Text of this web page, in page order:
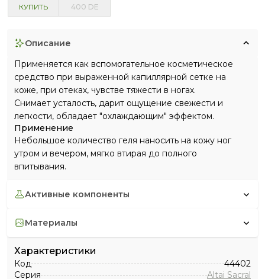
КУПИТЬ 400 DE
описание
Применяется как вспомогательное косметическое
средство при выраженной капиллярной сетке на
коже, при отеках, чувстве тяжести в ногах.
Снимает усталость, дарит ощущение свежести и
легкости, обладает "охлаждающим" эффектом.
Применение
Небольшое количество геля наносить на кожу ног
утром и вечером, мягко втирая до полного
впитывания.
активные компоненты
материалы
Характеристики
Код
44402
Серия
Altai Sacral